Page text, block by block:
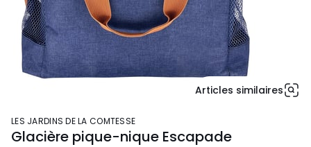
Articles similaires
LES JARDINS DE LA COMTESSE
Glacière pique-nique Escapade